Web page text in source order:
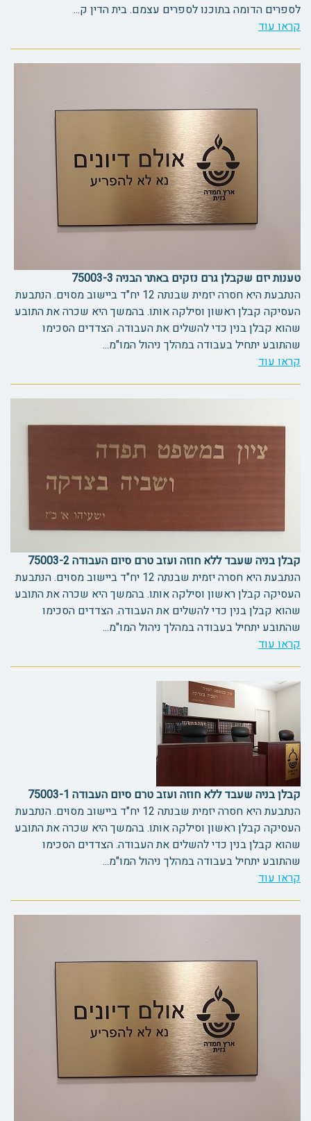
לספרים הדומה בתוכנו לספרים עצמם. בית הדין ק...
קראו עוד
טענות יזם שקבלן גרם נזקים באתר הבניה 75003-3
הנתבעת היא חסרה יזמית שבנתה 12 יח"ד ביישוב מסוים. הנתבעת
העסיקה קבלן ראשון וסילקה אותו. בהמשך היא שכרה את התובע
שהוא קבלן בנין כדי להשלים את העבודה. הצדדים הסכימו
שהתובע יתחיל בעבודה במהלך ניהול המו"מ...
קראו עוד
קבלן בניה שעבד ללא חוזה ועזב טרם סיום העבודה 75003-2
הנתבעת היא חסרה יזמית שבנתה 12 יח"ד ביישוב מסוים. הנתבעת
העסיקה קבלן ראשון וסילקה אותו. בהמשך היא שכרה את התובע
שהוא קבלן בנין כדי להשלים את העבודה. הצדדים הסכימו
שהתובע יתחיל בעבודה במהלך ניהול המו"מ...
קראו עוד
קבלן בניה שעבד ללא חוזה ועזב טרם סיום העבודה 75003-1
הנתבעת היא חסרה יזמית שבנתה 12 יח"ד ביישוב מסוים. הנתבעת
העסיקה קבלן ראשון וסילקה אותו. בהמשך היא שכרה את התובע
שהוא קבלן בנין כדי להשלים את העבודה. הצדדים הסכימו
שהתובע יתחיל בעבודה במהלך ניהול המו"מ...
קראו עוד